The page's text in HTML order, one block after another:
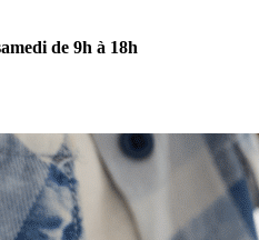
de 9h à 18h